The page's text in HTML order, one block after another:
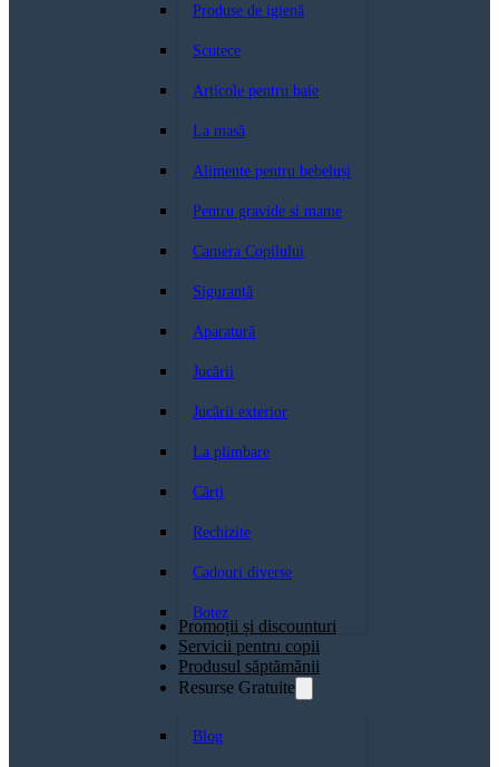
Produse de igienă
Scutece
Articole pentru baie
La masă
Alimente pentru bebeluși
Pentru gravide si mame
Camera Copilului
Siguranță
Aparatură
Jucării
Jucării exterior
La plimbare
Cărți
Rechizite
Cadouri diverse
Botez
Promoții și discounturi
Servicii pentru copii
Produsul săptămănii
Resurse Gratuite
Blog